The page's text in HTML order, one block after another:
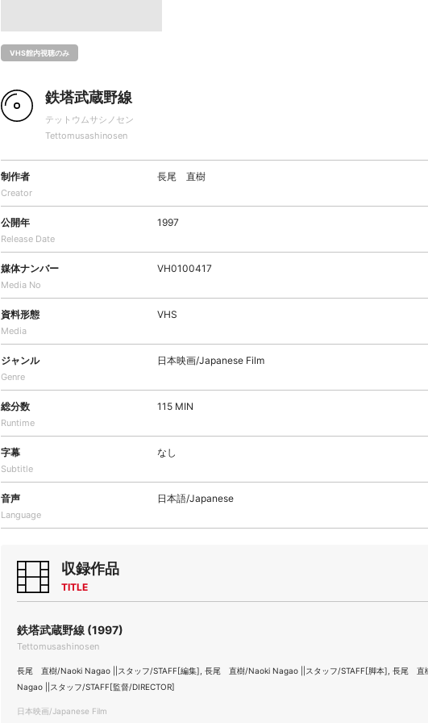
VHS館内視聴のみ
鉄塔武蔵野線
テットウムサシノセン
Tettomusashinosen
制作者
Creator
長尾 直樹
公開年
Release Date
1997
媒体ナンバー
Media No
VH0100417
資料形態
Media
VHS
ジャンル
Genre
日本映画/Japanese Film
総分数
Runtime
115 MIN
字幕
Subtitle
なし
音声
Language
日本語/Japanese
収録作品
TITLE
鉄塔武蔵野線 (1997)
Tettomusashinosen
長尾 直樹/Naoki Nagao ||スタッフ/STAFF[編集], 長尾 直樹/Naoki Nagao ||スタッフ/STAFF[脚本], 長尾 直
Nagao ||スタッフ/STAFF[監督/DIRECTOR]
日本映画/Japanese Film